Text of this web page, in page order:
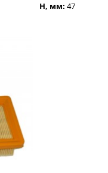
H, мм:47